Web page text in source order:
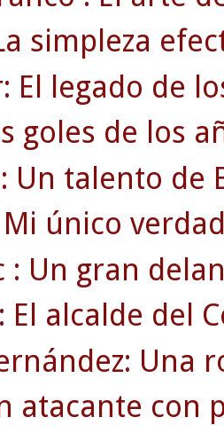
simpleza
El legado de
goles de los
Un talento de
Mi único
: Un gran
El alcalde del
Una
atacante con